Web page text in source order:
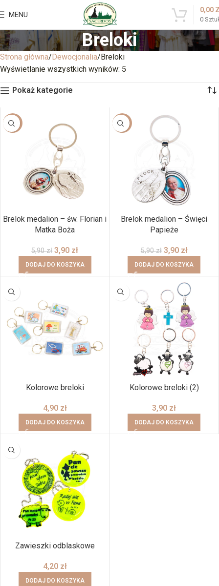
MENU
0
0,00
Breloki
Strona główna Dewocjonalia Breloki
Wyświetlanie wszystkich wyników: 5
Pokaż kategorie
-34%
Brelok medalion – św. Florian i
Matka Boża
5,90zł 3,90 zł
DODAJ DO KOSZYKA
-34%
Brelok medalion – Święci
Papieże
5,90zł 3,90 zł
DODAJ DO KOSZYKA
Kolorowe breloki
4,90 zł
DODAJ DO KOSZYKA
Kolorowe breloki (2)
3,90 zł
DODAJ DO KOSZYKA
Zawieszki odblaskowe
4,20 zł
DODAJ DO KOSZYKA